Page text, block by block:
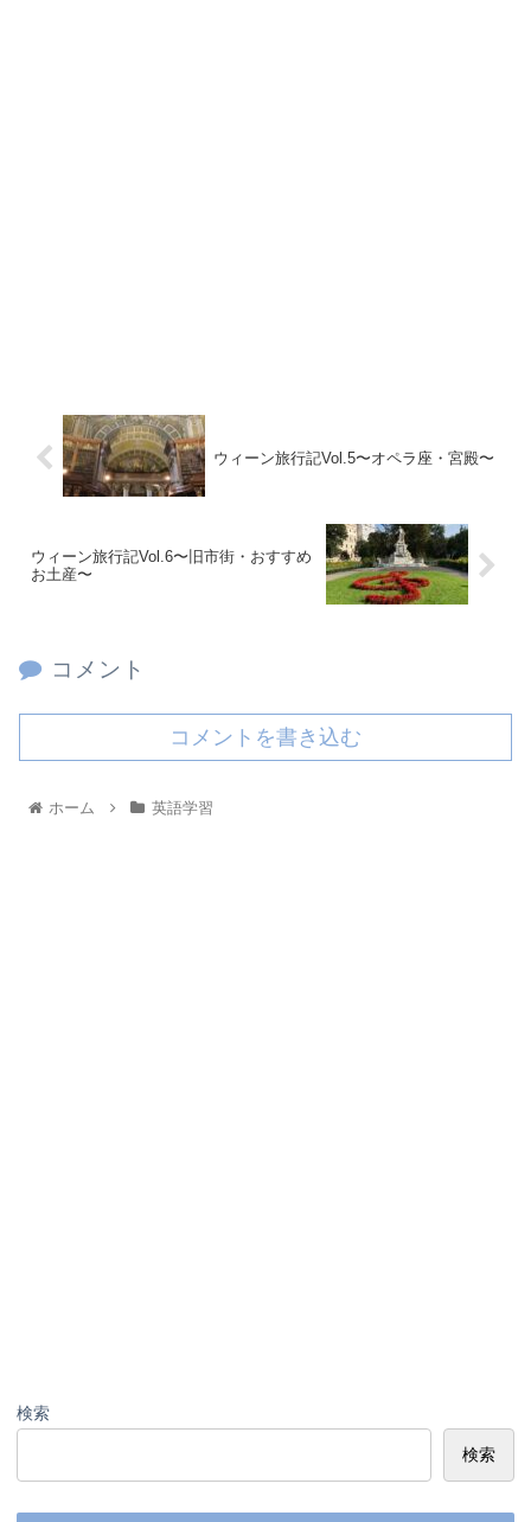
ウィーン旅行記Vol.5〜オペラ座・宮殿〜
ウィーン旅行記Vol.6〜旧市街・おすすめ
お土産〜
コメント
コメントを書き込む
ホーム 英語学習
検索
検索